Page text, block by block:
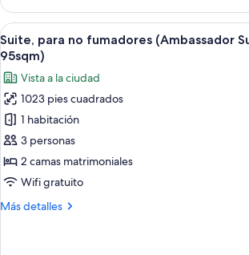
/
95sqm)
para
no
fumadores
(Ambassador
King,
NS
95sqm)
Abrir
todas
las
fotos
de
Suite,
para
no
fumadores
Suite
Habitación
5
Suite, para no fumadores (Ambassador
95sqm)
Vista a la ciudad
1023 pies cuadrados
1 habitación
3 personas
2 camas matrimoniales
Wifi gratuito
Más detalles
Más